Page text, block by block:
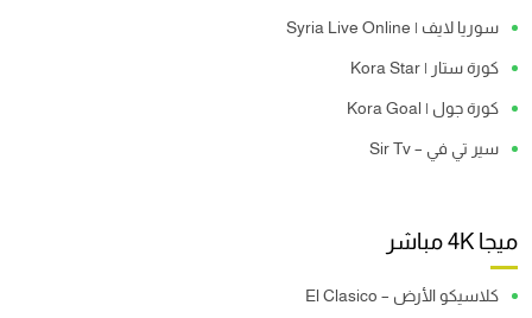
سوريا لايف | Syria Live Online
كورة ستار | Kora Star
كورة جول | Kora Goal
سير تي في – Sir Tv
ميجا 4K مباشر
كلاسيكو الأرض – El Clasico